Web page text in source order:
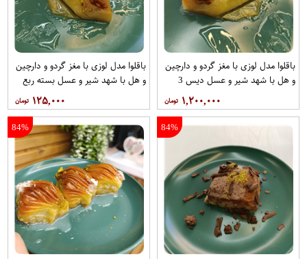
باقلوا مدل لوزی با مغز گردو و دارچین
و هل با شهد شیر و عسل دیس 3
کیلویی باقلوا استانبولی بهشت
۱,۲۰۰,۰۰۰
باقلوا مدل لوزی با مغز گردو و دارچین
و هل با شهد شیر و عسل بسته ربع
کیلویی باقلوا استانبولی بهشت
۱۲۵,۰۰۰
84%
84%